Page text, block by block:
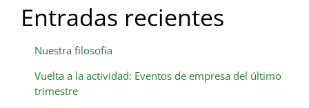
Entradas recientes
Nuestra filosofía
Vuelta a la actividad: Eventos de empresa del último
trimestre